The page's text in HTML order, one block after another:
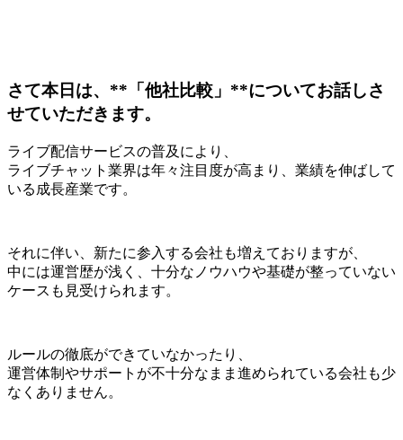
さて本日は、**「他社比較」**についてお話しさ
せていただきます。
ライブ配信サービスの普及により、
ライブチャット業界は年々注目度が高まり、業績を伸ばして
いる成長産業です。
それに伴い、新たに参入する会社も増えておりますが、
中には運営歴が浅く、十分なノウハウや基礎が整っていない
ケースも見受けられます。
ルールの徹底ができていなかったり、
運営体制やサポートが不十分なまま進められている会社も少
なくありません。